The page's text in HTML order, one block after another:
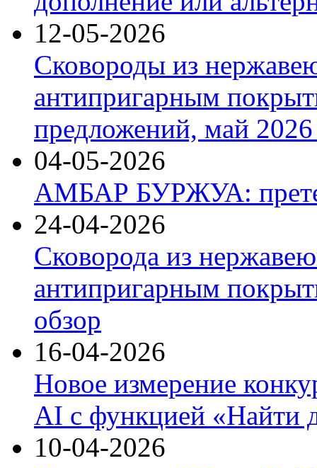
12-05-2026
Сковороды из
антипригарным
предложений, май 2026
04-05-2026
АМБАР БУРЖУА:
24-04-2026
Сковорода из
антипригарным
обзор
16-04-2026
Новое измерение
AI с функцией «Найти
10-04-2026